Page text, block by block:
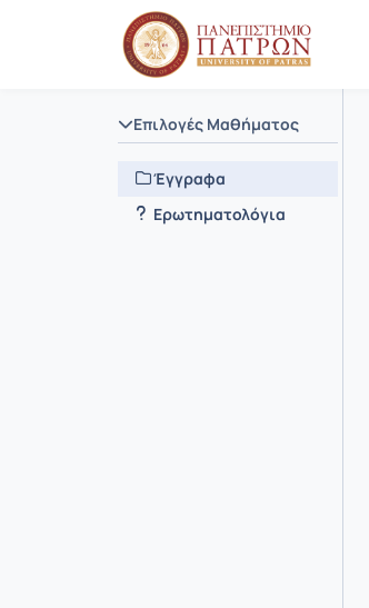
Επιλογές Μαθήματος
Έγγραφα
Ερωτηματολόγια